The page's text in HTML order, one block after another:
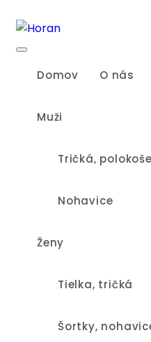
to
content
Domov O nás
Muži
Tričká,
Nohavice
Ženy
Tielka, tričká
Šortky,